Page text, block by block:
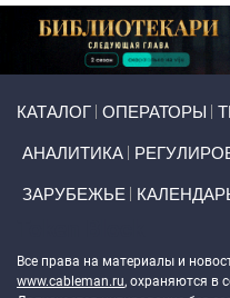
КАТАЛОГ ОПЕРАТОРЫ
АНАЛИТИКА
ЗАРУБЕЖЬЕ
Все права на материалы и
www.cableman.ru, охраняются в